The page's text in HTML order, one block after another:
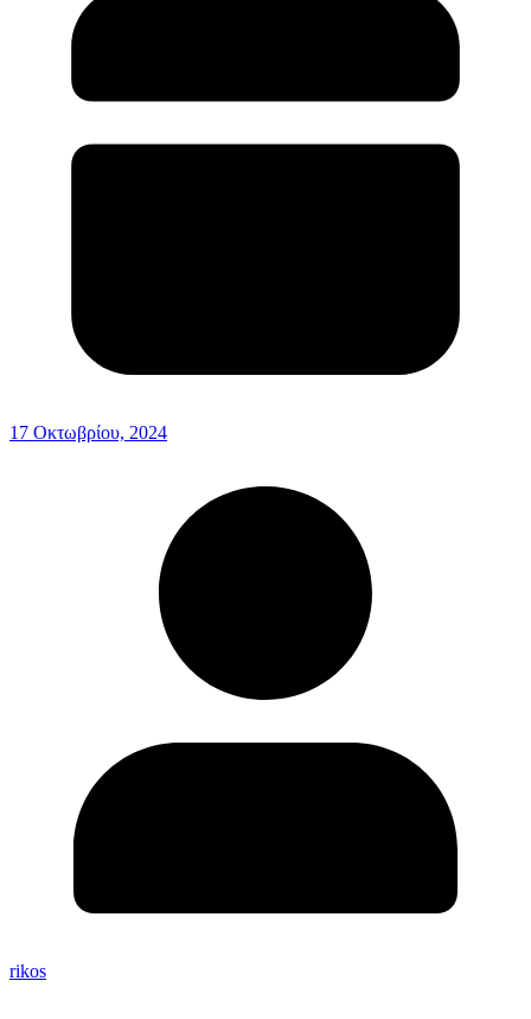
17 Οκτωβρίου, 2024
rikos